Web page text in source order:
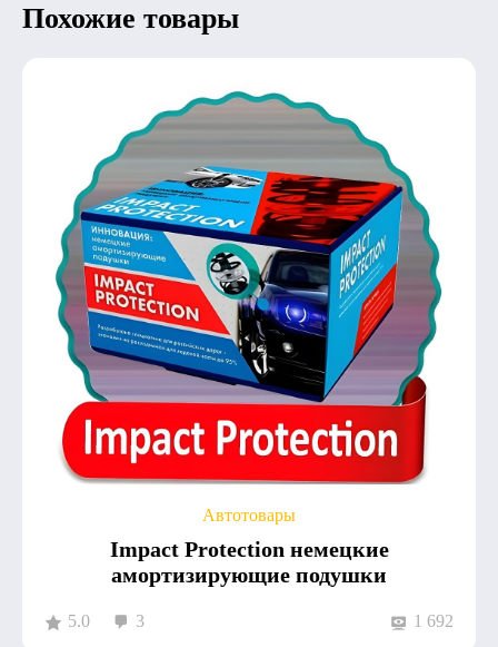
Похожие товары
Автотовары
Impact Protection немецкие
амортизирующие подушки
5.0 3 1 692